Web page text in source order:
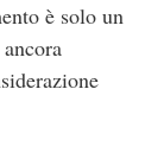
è solo un